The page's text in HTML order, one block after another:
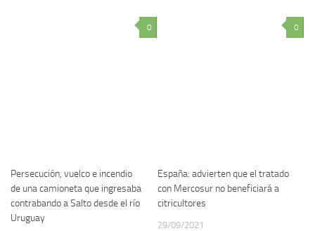
0
Persecución, vuelco e incendio
de una camioneta que ingresaba
contrabando a Salto desde el río
Uruguay
0
España: advierten que el tratado
con Mercosur no beneficiará a
citricultores
29/09/2021